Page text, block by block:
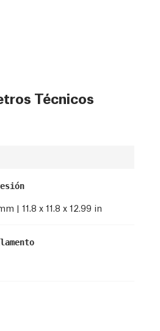
Técnicos
| 11.8 x 11.8 x 12.99 in